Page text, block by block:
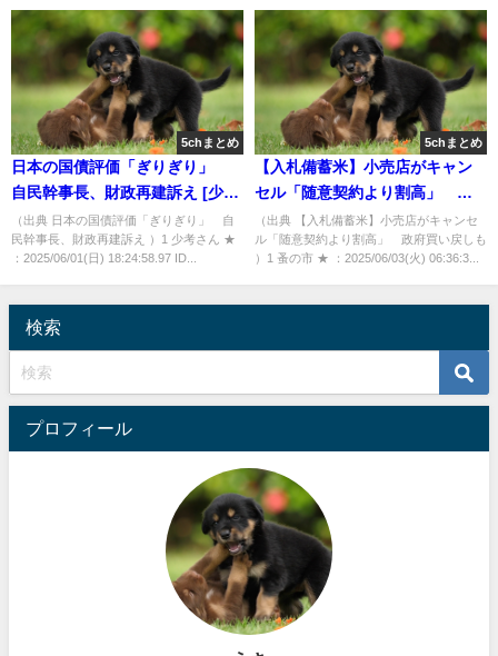
5chまとめ
日本の国債評価「ぎりぎり」
自民幹事長、財政再建訴え [少考
さん★]
（出典 日本の国債評価「ぎりぎり」 自
民幹事長、財政再建訴え ）1 少考さん ★
：2025/06/01(日) 18:24:58.97 ID...
5chまとめ
【入札備蓄米】小売店がキャン
セル「随意契約より割高」 政
府買い戻しも [蚤の市★]
（出典 【入札備蓄米】小売店がキャンセ
ル「随意契約より割高」 政府買い戻しも
）1 蚤の市 ★ ：2025/06/03(火) 06:36:3...
検索
プロフィール